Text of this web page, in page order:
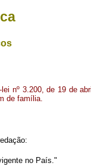
nº 3.200, de 19 de
de família.
no País."